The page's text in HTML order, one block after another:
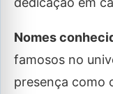
Nomes
famosos no
presença como